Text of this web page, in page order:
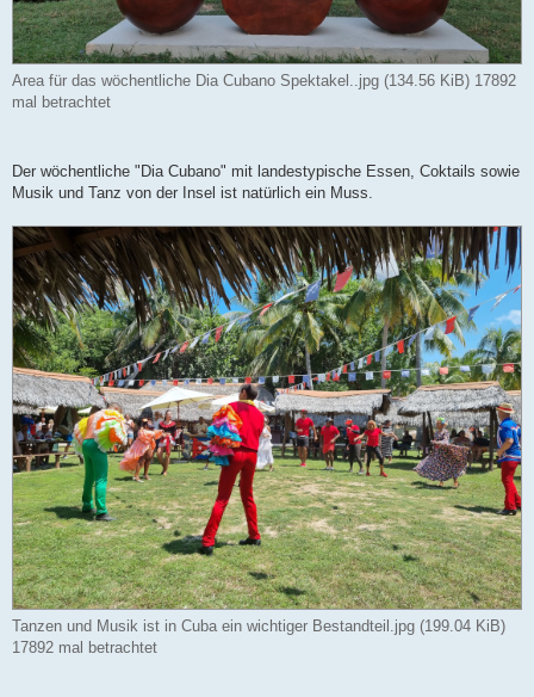
Area für das wöchentliche Dia Cubano Spektakel..jpg (134.56 KiB) 17892
mal betrachtet
Der wöchentliche "Dia Cubano" mit landestypische Essen, Coktails sowie
Musik und Tanz von der Insel ist natürlich ein Muss.
Tanzen und Musik ist in Cuba ein wichtiger Bestandteil.jpg (199.04 KiB)
17892 mal betrachtet